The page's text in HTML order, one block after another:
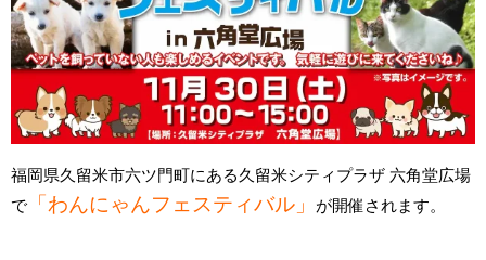
福岡県久留米市六ツ門町にある久留米シティプラザ 六角堂広場
で
「わんにゃんフェスティバル」 が開催されます。